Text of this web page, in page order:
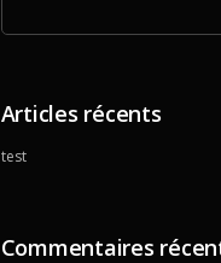
Articles récents
test
Commentaires